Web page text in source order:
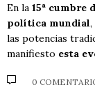
En la 15ª cumbre
política mundial,
las potencias
manifiesto esta
0